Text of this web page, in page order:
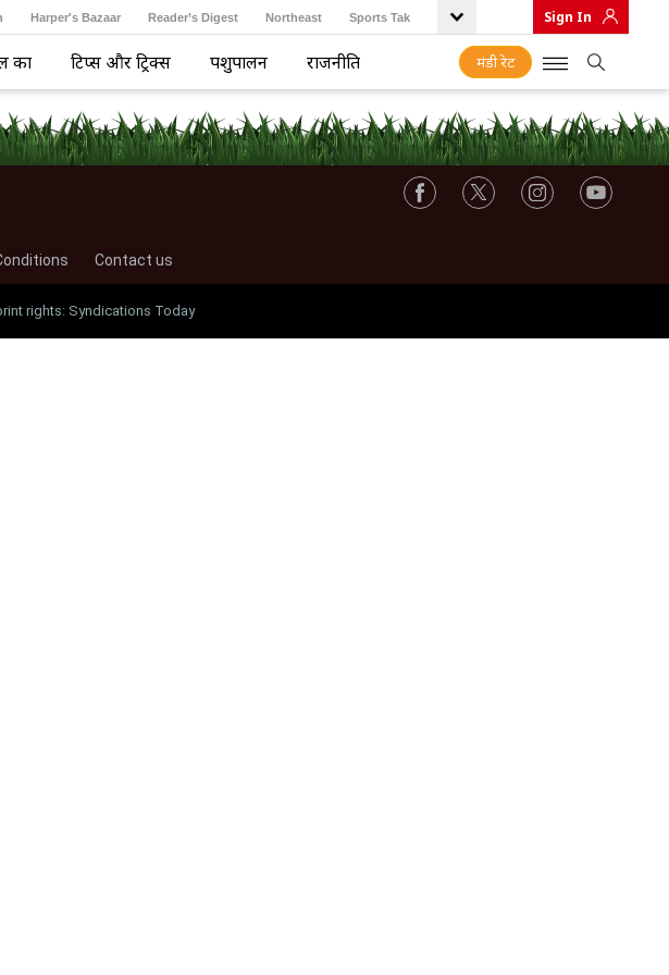
Harper's Bazaar Reader’s Digest Northeast Sports Tak Sign In
का टिप्स और ट्रिक्स पशुपालन राजनीति मंडी रेट
Contact us
rights: Syndications Today